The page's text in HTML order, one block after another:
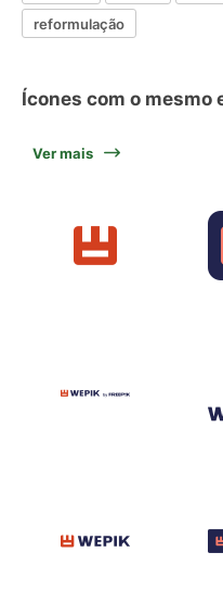
reformulação
Ícones com o mesmo
Ver mais